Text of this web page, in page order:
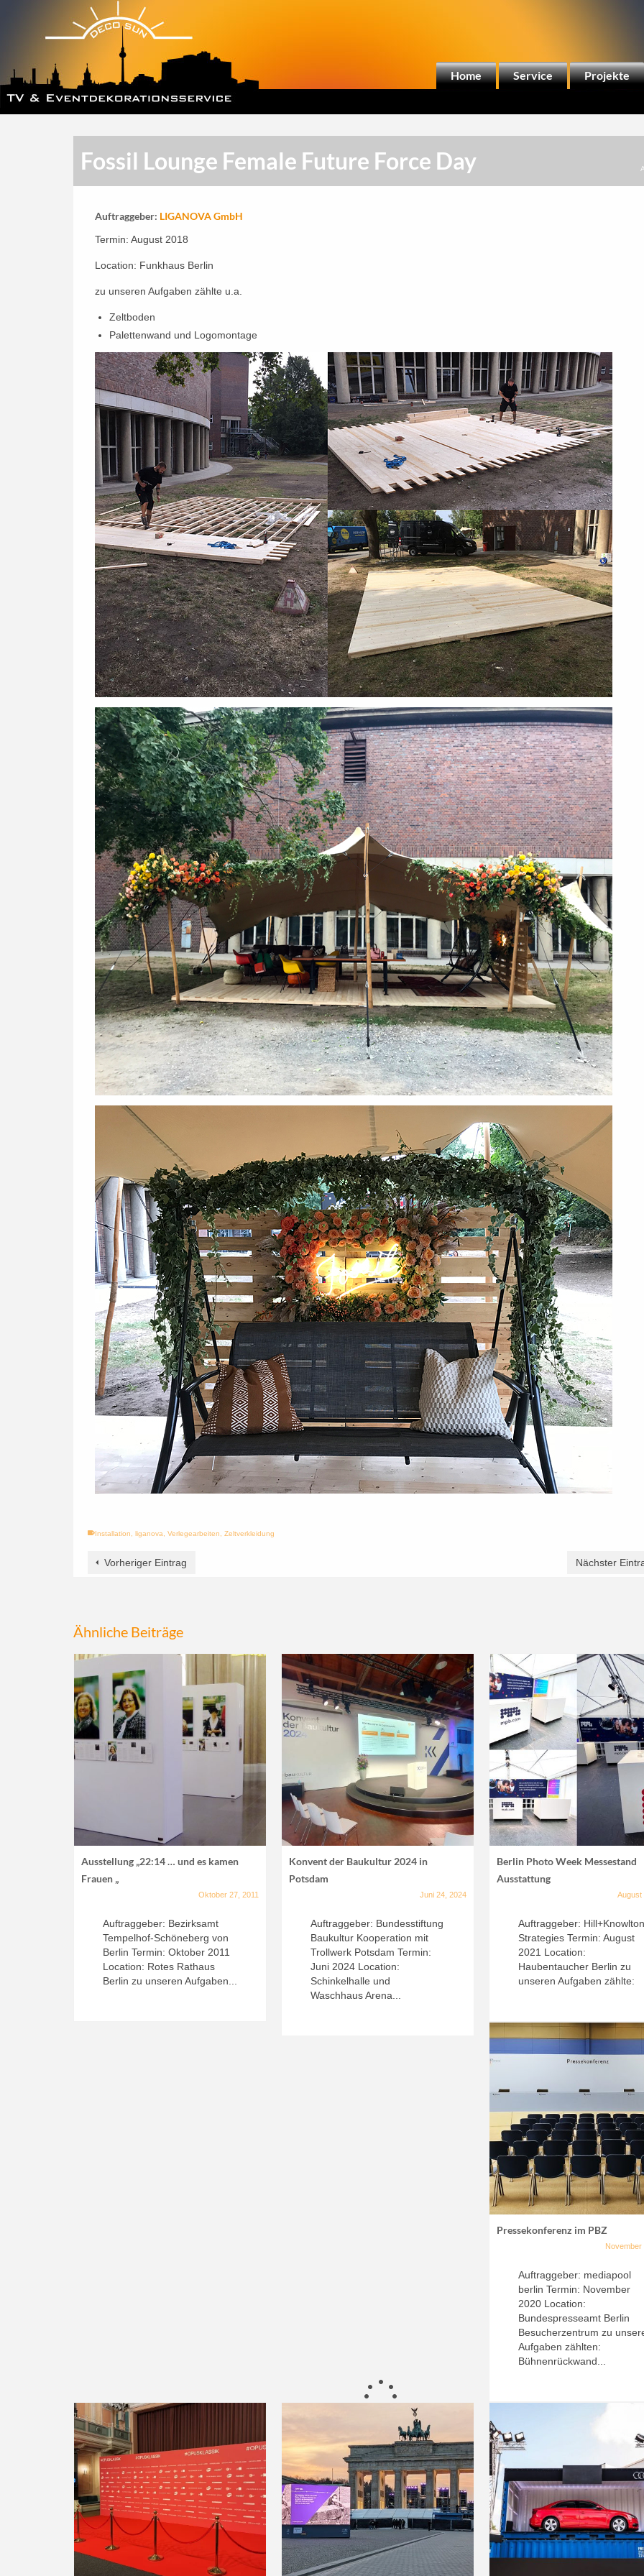
Home Service Projekte
Fossil Lounge Female Future Force Day
Auftraggeber: LIGANOVA GmbH
Termin: August 2018
Location: Funkhaus Berlin
zu unseren Aufgaben zählte u.a.
Zeltboden
Palettenwand und Logomontage
Installation liganova Verlegearbeiten Zeltverkleidung
Vorheriger Eintrag Nächster
Ähnliche Beiträge
Ausstellung „22:14 … und es kamen
Frauen „
Oktober 27, 2011
Auftraggeber: Bezirksamt
Tempelhof-Schöneberg von
Berlin Termin: Oktober 2011
Location: Rotes Rathaus
Berlin zu unseren Aufgaben...
Konvent der Baukultur 2024 in
Potsdam
Juni 24, 2024
Auftraggeber: Bundesstiftung
Baukultur Kooperation mit
Trollwerk Potsdam Termin:
Juni 2024 Location:
Schinkelhalle und
Waschhaus Arena...
Berlin Photo Week Messestand
Ausstattung
August
Auftraggeber:
Strategies Termin: August
2021 Location:
Haubentaucher Berlin zu
unseren Aufgaben zählte:
Pressekonferenz im PBZ
November
Auftraggeber: mediapool
berlin Termin: November
2020 Location:
Bundespresseamt Berlin
Besucherzentrum zu
Aufgaben zählten:
Bühnenrückwand...